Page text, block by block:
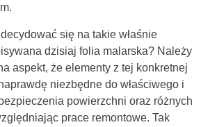
się na takie właśnie
dzisiaj folia malarska? Należy
aspekt, że elementy z tej konkretnej
niezbędne do właściwego i
powierzchni oraz różnych
prace remontowe. Tak